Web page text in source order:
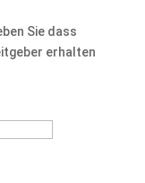
Sie dass
erhalten